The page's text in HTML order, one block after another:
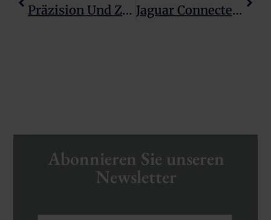
Präzision Und Zuverlässigkeit Ohne Gleichen: Das Geheimrezept Von Jaguar Jaguar Connected Uhren Sind Im Trend 2024
Abonnieren Sie unseren
Newsletter